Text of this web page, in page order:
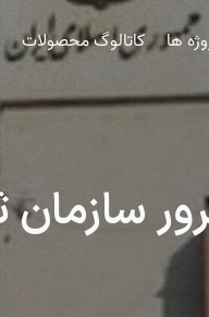
ها کاتالوگ محصولات